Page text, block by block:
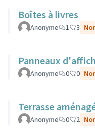
Boîtes à livres
Anonyme 1 3
Panneaux
Anonyme 0 0
Terrasse
Anonyme 0 2